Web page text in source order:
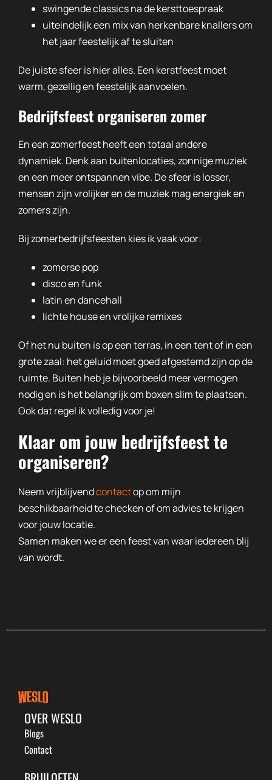
swingende classics na de kersttoespraak
uiteindelijk een mix van herkenbare knallers om
het jaar feestelijk af te sluiten
De juiste sfeer is hier alles. Een kerstfeest moet
warm, gezellig en feestelijk aanvoelen.
Bedrijfsfeest organiseren zomer
En een zomerfeest heeft een totaal andere
dynamiek. Denk aan buitenlocaties, zonnige muziek
en een meer ontspannen vibe. De sfeer is losser,
mensen zijn vrolijker en de muziek mag energiek en
zomers zijn.
Bij zomerbedrijfsfeesten kies ik vaak voor:
zomerse pop
disco en funk
latin en dancehall
lichte house en vrolijke remixes
Of het nu buiten is op een terras, in een tent of in een
grote zaal: het geluid moet goed afgestemd zijn op de
ruimte. Buiten heb je bijvoorbeeld meer vermogen
nodig en is het belangrijk om boxen slim te plaatsen.
Ook dat regel ik volledig voor je!
Klaar om jouw bedrijfsfeest te
organiseren?
Neem vrijblijvendcontactop om mijn
beschikbaarheid te checken of om advies te krijgen
voor jouw locatie.
Samen maken we er een feest van waar iedereen blij
van wordt.
OVER WESLO
Blogs
Contact